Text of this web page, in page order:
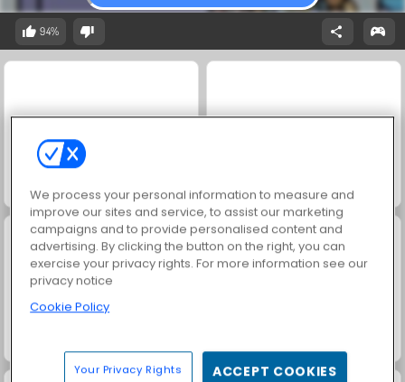
94%
Match Arena Multiplayer Limpieza de la casa de muñecas
We process your personal information to measure and
improve our sites and service, to assist our marketing
campaigns and to provide personalised content and
advertising. By clicking the button on the right, you can
exercise your privacy rights. For more information see our
privacy notice
Cookie Policy
Your Privacy Rights ACCEPT COOKIES